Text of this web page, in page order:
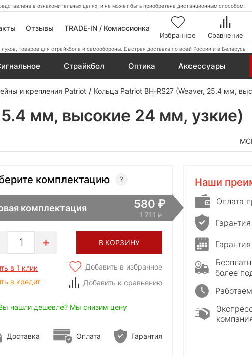
в ознакомительных целях, и не может быть приобретена дистанционным способом.
Отзывы TRADE-IN / Комиссионка
Избранное Сравнение
товаров для страйкбола и самообороны. Быстрая доставка по всей России и в Беларусь
Страйкбол Оптика Аксессуары
и крепления Patriot Кольца Patriot BH-RS27 (Weaver, 25.4 мм,
мм, высокие 24 мм, узкие)
комплектацию
комплектация 580
1 711
1 В КОРЗИНУ
в 1 клик
в кредит
Добавить в избранное
Добавить к сравнению
нашли дешевле? Мы снизим цену
Доставка Оплата Гарантия
Наши
Оплата
более